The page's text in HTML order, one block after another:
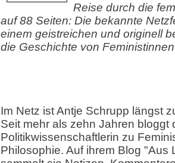
Reise durch die
auf 88 Seiten: Die bekannte
einem geistreichen und originell
die Geschichte von
Im Netz ist Antje Schrupp längst
Seit mehr als zehn Jahren bloggt
Politikwissenschaftlerin zu
Philosophie. Auf ihrem Blog "Aus